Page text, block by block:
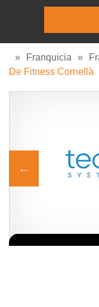
» Franquicia »
De Fitness Cornellà